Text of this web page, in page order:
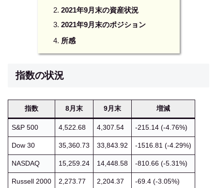
2021年9月末の資産状況
2021年9月末のポジション
所感
指数の状況
指数 8月末 9月末 増減
S&P 500 4,522.68 4,307.54 -215.14 (-4.76%)
Dow 30 35,360.73 33,843.92 -1516.81 (-4.29%)
NASDAQ 15,259.24 14,448.58 -810.66 (-5.31%)
Russell 2000 2,273.77 2,204.37 -69.4 (-3.05%)